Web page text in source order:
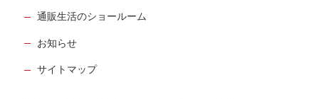
通販生活のショールーム
お知らせ
サイトマップ